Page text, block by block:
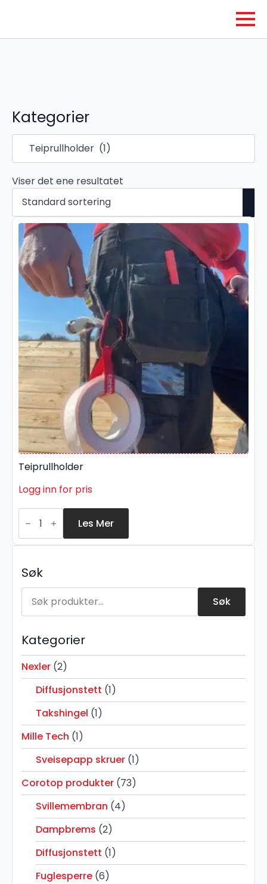
Kategorier
Søk
Søk
etter: Søk
Kategorier
Nexler (2)
Diffusjonstett (1)
Takshingel (1)
Mille Tech (1)
Sveisepapp skruer (1)
Corotop produkter (73)
Svillemembran (4)
Dampbrems (2)
Diffusjonstett (1)
Fuglesperre (6)
Viser det ene resultatet
Teiprullholder
Logg inn for pris
Teiprullholder
antall Les Mer